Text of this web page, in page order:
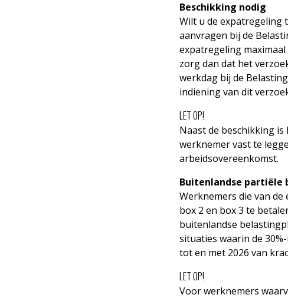
Beschikking nodig
Wilt u de expatregeling
aanvragen bij de
expatregeling
zorg dan dat het
werkdag bij de
indiening van dit
LET OP!
Naast de beschikking
werknemer vast te
arbeidsovereenkomst.
Buitenlandse partiële
Werknemers die van
box 2 en box 3 te
buitenlandse
situaties waarin de
tot en met 2026 van
LET OP!
Voor werknemers